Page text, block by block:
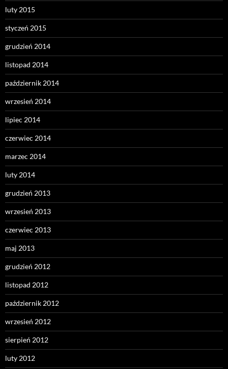
luty 2015
styczeń 2015
grudzień 2014
listopad 2014
październik 2014
wrzesień 2014
lipiec 2014
czerwiec 2014
marzec 2014
luty 2014
grudzień 2013
wrzesień 2013
czerwiec 2013
maj 2013
grudzień 2012
listopad 2012
październik 2012
wrzesień 2012
sierpień 2012
luty 2012